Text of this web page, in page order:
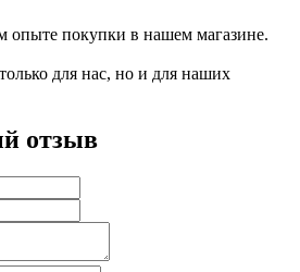
опыте покупки в нашем магазине.
для нас, но и для наших
отзыв